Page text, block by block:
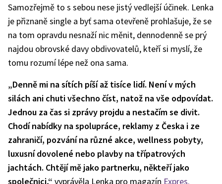
Samozřejmě to s sebou nese jistý vedlejší účinek. Lenka
je přiznaně single a byť sama otevřeně prohlašuje, že se
na tom opravdu nesnaží nic měnit, dennodenně se prý
najdou obrovské davy obdivovatelů, kteří si myslí, že
tomu rozumí lépe než ona sama.
„Denně mi na sítích píší až tisíce lidí. Není v mých
silách ani chuti všechno číst, natož na vše odpovídat.
Jednou za čas si zprávy projdu a nestačím se divit.
Chodí nabídky na spolupráce, reklamy z Česka i ze
zahraničí, pozvání na různé akce, wellness pobyty,
luxusní dovolené nebo plavby na třípatrových
jachtách. Chtějí mě jako partnerku, někteří jako
společnici,“ vyprávěla Lenka pro magazín Expres.